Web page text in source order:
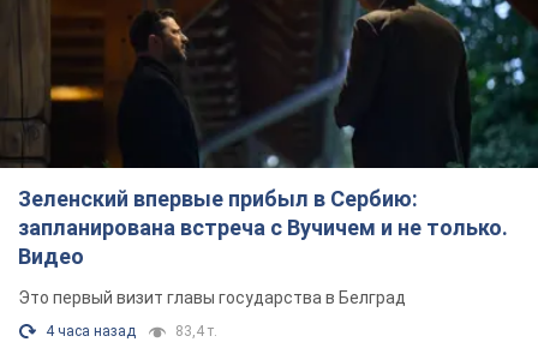
Зеленский впервые прибыл в Сербию:
запланирована встреча с Вучичем и не только.
Видео
Это первый визит главы государства в Белград
4 часа назад 83,4 т.